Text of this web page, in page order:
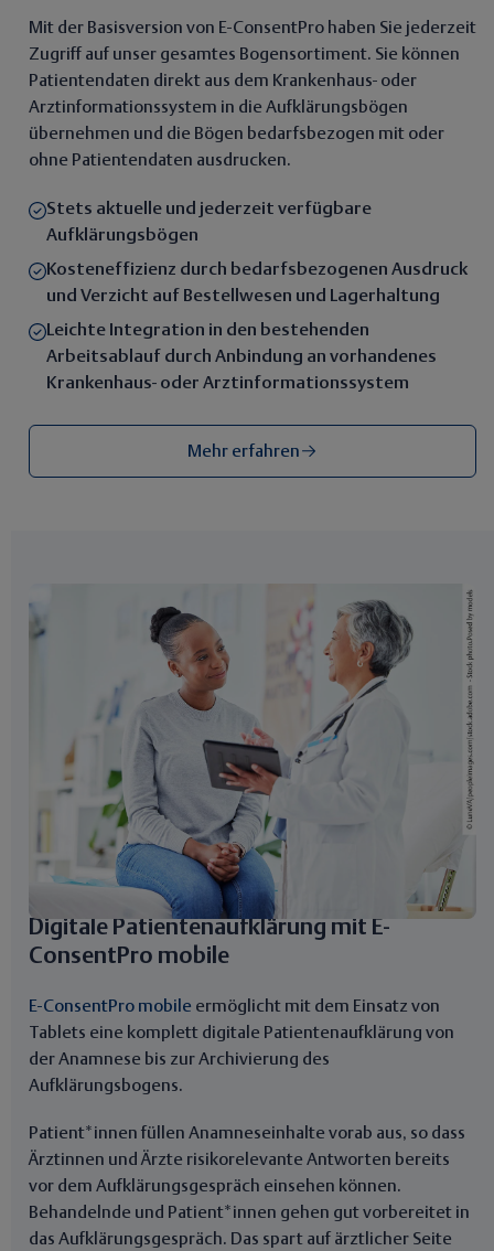
Mit der Basisversion von E-ConsentPro haben Sie jederzeit
Zugriff auf unser gesamtes Bogensortiment. Sie können
Patientendaten direkt aus dem Krankenhaus- oder
Arztinformationssystem in die Aufklärungsbögen
übernehmen und die Bögen bedarfsbezogen mit oder
ohne Patientendaten ausdrucken.
Stets aktuelle und jederzeit verfügbare
Aufklärungsbögen
Kosteneffizienz durch bedarfsbezogenen Ausdruck
und Verzicht auf Bestellwesen und Lagerhaltung
Leichte Integration in den bestehenden
Arbeitsablauf durch Anbindung an vorhandenes
Krankenhaus- oder Arztinformationssystem
Mehr erfahren
Digitale Patientenaufklärung mit E-
ConsentPro mobile
E-ConsentPro mobile ermöglicht mit dem Einsatz von
Tablets eine komplett digitale Patientenaufklärung von
der Anamnese bis zur Archivierung des
Aufklärungsbogens.
Patient*innen füllen Anamneseinhalte vorab aus, so dass
Ärztinnen und Ärzte risikorelevante Antworten bereits
vor dem Aufklärungsgespräch einsehen können.
Behandelnde und Patient*innen gehen gut vorbereitet in
das Aufklärungsgespräch. Das spart auf ärztlicher Seite